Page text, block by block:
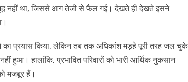
नहीं था, जिससे आग तेजी से फैल गई। देखते ही देखते इसने
का प्रयास किया, लेकिन तब तक अधिकांश मड़हे पूरी तरह जल चुके
हुआ। हालांकि, प्रभावित परिवारों को भारी आर्थिक नुकसान
मजबूर हैं।